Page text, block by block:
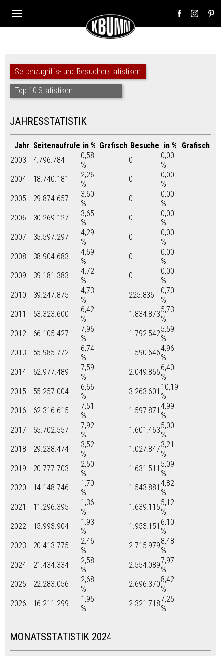
Seitenzugriffs- und Besucherstatistiken
Top 10 Statistiken
JAHRESSTATISTIK
Jahr Seitenaufrufe in % Grafisch Besuche in %
Grafisch
2003
4.796.784
0,58
%
0
0,00
%
2004
18.740.181
2,26
%
0
0,00
%
2005
29.874.657
3,60
%
0
0,00
%
2006
30.269.127
3,65
%
0
0,00
%
2007
35.597.297
4,29
%
0
0,00
%
2008
38.904.683
4,69
%
0
0,00
%
2009
39.181.383
4,72
%
0
0,00
%
2010
39.247.875
4,73
%
225.836
0,70
%
2011
53.323.600
6,42
%
1.834.8735,73
%
2012
66.105.427
7,96
%
1.792.5425,59
%
2013
55.985.772
6,74
%
1.590.6464,96
%
2014
62.977.489
7,59
%
2.049.8656,40
%
2015
55.257.004
6,66
%
3.263.601 10,19
%
2016
62.316.615
7,51
%
1.597.871 4,99
%
2017
65.702.557
7,92
%
1.601.4635,00
%
2018
29.238.474
3,52
%
1.027.8473,21
%
2019
20.777.703
2,50
%
1.631.511 5,09
%
2020
14.148.746
1,70
%
1.543.881 4,82
%
2021
11.296.395
1,36
%
1.639.1155,12
%
2022
15.993.904
1,93
%
1.953.151 6,10
%
2023
20.413.775
2,46
%
2.715.9798,48
%
2024
21.434.334
2,58
%
2.554.0897,97
%
2025
22.283.056
2,68
%
2.696.3708,42
%
2026
16.211.299
1,95
%
2.321.7187,25
%
MONATSSTATISTIK 2024